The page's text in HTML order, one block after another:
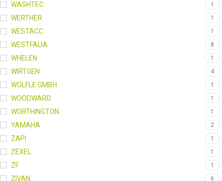
WASHTEC 1
WERTHER 1
WESTACC 1
WESTFALIA 8
WHELEN 1
WIRTGEN 4
WOLFLE GMBH 1
WOODWARD 1
WORTHINGTON 1
YAMAHA 2
ZAPI 1
ZEXEL 1
ZF 1
ZIVAN 6